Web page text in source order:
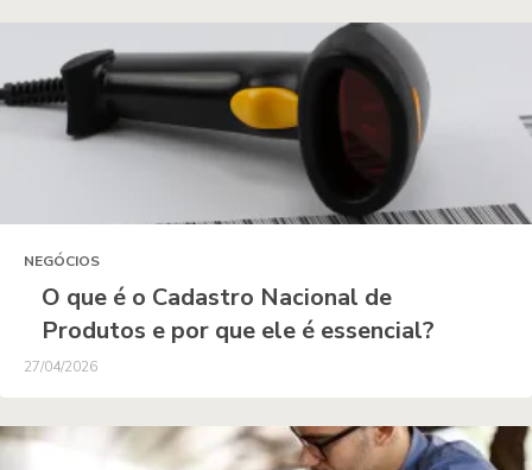
NEGÓCIOS
O que é o Cadastro Nacional de
Produtos e por que ele é essencial?
27/04/2026